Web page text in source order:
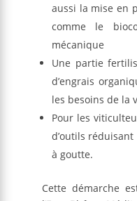
aussi la mise en
comme le
mécanique
Une partie
d’engrais
les besoins de la
Pour les
d’outils
à goutte.
Cette démarche